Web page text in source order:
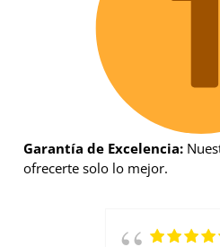
Garantía de Excelencia:
ofrecerte solo lo mejor.